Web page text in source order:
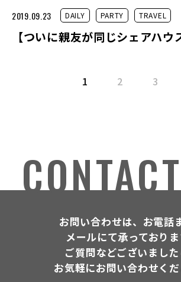
2019.09.23 DAILY PARTY TRAVEL
【ついに親友が同じシェアハウ
1 2 3
お問い合わせは、お電話
メールにて承っておりま
ご質問などございました
お気軽にお問い合わせくだ